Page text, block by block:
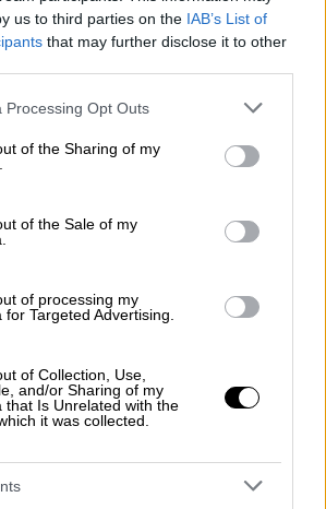
us to third parties on the IAB’s List of
that may further disclose it to other
website/app uses one or more Google
or usage behaviour. You may click to
to Google and its third-party tags to
specified purposes in below Google
Processing Opt Outs
of the Sharing of my
of the Sale of my
of processing my
Targeted Advertising.
of Collection, Use,
and/or Sharing of my
that Is Unrelated with the
it was collected.
07:50
θρίλερ με τον νεκρό
στην πλατεία Αμερικής -
τα ενδεχόμενα
- νεκροτομή